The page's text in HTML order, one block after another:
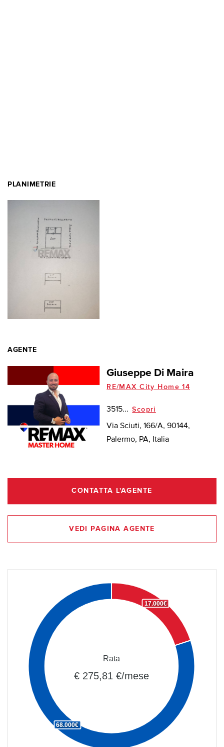
PLANIMETRIE
AGENTE
Giuseppe Di Maira
RE/MAX City Home 14
3515... Scopri
Via Sciuti, 166/A, 90144,
Palermo, PA, Italia
CONTATTA L'AGENTE
VEDI PAGINA AGENTE
17.000€
68.000€
Rata
€ 275,81 €/mese